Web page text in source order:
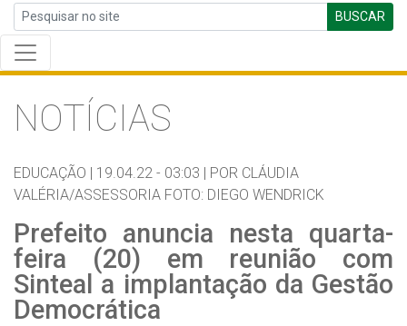
BUSCAR
NOTÍCIAS
EDUCAÇÃO | 19.04.22 - 03:03 | POR CLÁUDIA
VALÉRIA/ASSESSORIA FOTO: DIEGO WENDRICK
Prefeito anuncia nesta quarta-
feira (20) em reunião com
Sinteal a implantação da Gestão
Democrática